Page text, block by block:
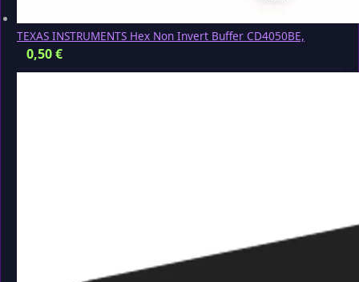
TEXAS INSTRUMENTS Hex Non Invert Buffer CD4050BE,
0,50€